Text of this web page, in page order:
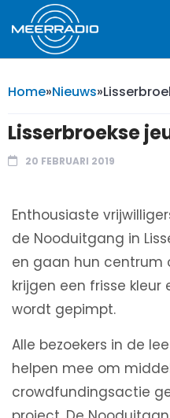
Home»Nieuws»
Lisserbroekse
20 FEBRUARI 2019
Enthousiaste
de Nooduitgang in
en gaan hun centrum
krijgen een frisse
wordt gepimpt.
Alle bezoekers in de
helpen mee om
crowdfundingsactie